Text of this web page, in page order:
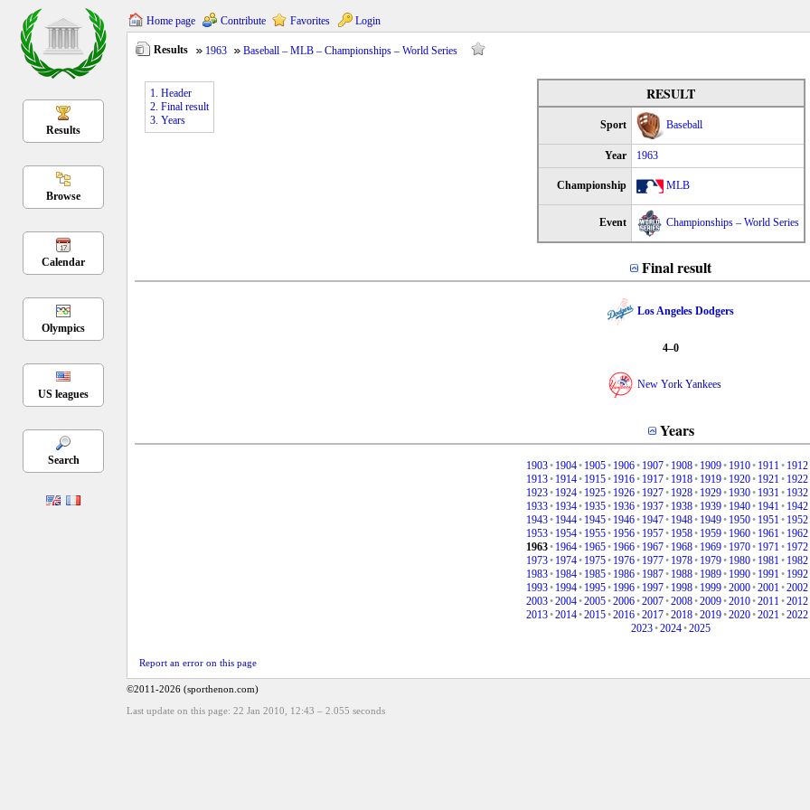
Results
Browse
Calendar
Olympics
US leagues
Search
Home page Contribute Favorites Login
Results 1963 Baseball – MLB – Championships – World Series
RESULT
Sport Baseball
Year 1963
Championship MLB
Event Championships – World Series
Final result
Los Angeles Dodgers
4–0
New York Yankees
Years
1903• 1904• 1905• 1906• 1907• 1908• 1909• 1910• 1911• 1912
1913• 1914• 1915• 1916• 1917• 1918• 1919• 1920• 1921• 1922
1923• 1924• 1925• 1926• 1927• 1928• 1929• 1930• 1931• 1932
1933• 1934• 1935• 1936• 1937• 1938• 1939• 1940• 1941• 1942
1943• 1944• 1945• 1946• 1947• 1948• 1949• 1950• 1951• 1952
1953• 1954• 1955• 1956• 1957• 1958• 1959• 1960• 1961• 1962
1963• 1964• 1965• 1966• 1967• 1968• 1969• 1970• 1971• 1972
1973• 1974• 1975• 1976• 1977• 1978• 1979• 1980• 1981• 1982
1983• 1984• 1985• 1986• 1987• 1988• 1989• 1990• 1991• 1992
1993• 1994• 1995• 1996• 1997• 1998• 1999•2000•2001•2002
2003•2004•2005•2006•2007•2008•2009•2010•2011•2012
2013•2014•2015•2016•2017•2018•2019•2020•2021•2022
2023•2024•2025
1. Header
2. Final result
3. Years
Report an error on this page
©2011-2026 (sporthenon.com)
Last update on this page: 22 Jan 2010, 12:43 – 2.055 seconds